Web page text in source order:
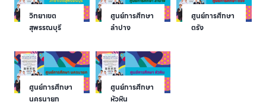
วิทยาเขต
สุพรรณบุรี
ศูนย์การศึกษา
ลำปาง
ศูนย์การศึกษา
ตรัง
ศูนย์การศึกษา
นครนายก
ศูนย์การศึกษา
หัวหิน